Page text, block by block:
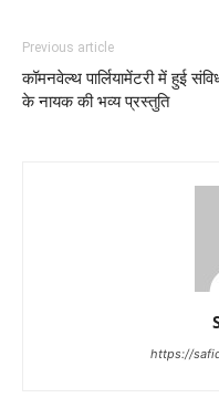
Previous article
कॉमनवेल्थ पार्लियामेंटरी में हुई
के नायक की भव्य प्रस्तुति
https://